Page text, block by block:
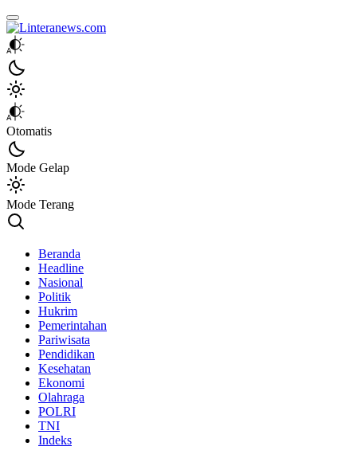
Linteranews.com
Lintas Informasi Tercepat dan Akurat
Otomatis
Mode Gelap
Mode Terang
Beranda
Headline
Nasional
Politik
Hukrim
Pemerintahan
Pariwisata
Pendidikan
Kesehatan
Ekonomi
Olahraga
POLRI
TNI
Indeks